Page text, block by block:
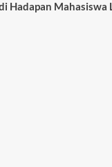
Hadapan Mahasiswa